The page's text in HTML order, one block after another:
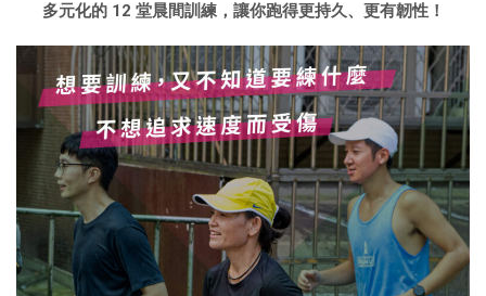
多元化的 12 堂晨間訓練，讓你跑得更持久、更有韌性！